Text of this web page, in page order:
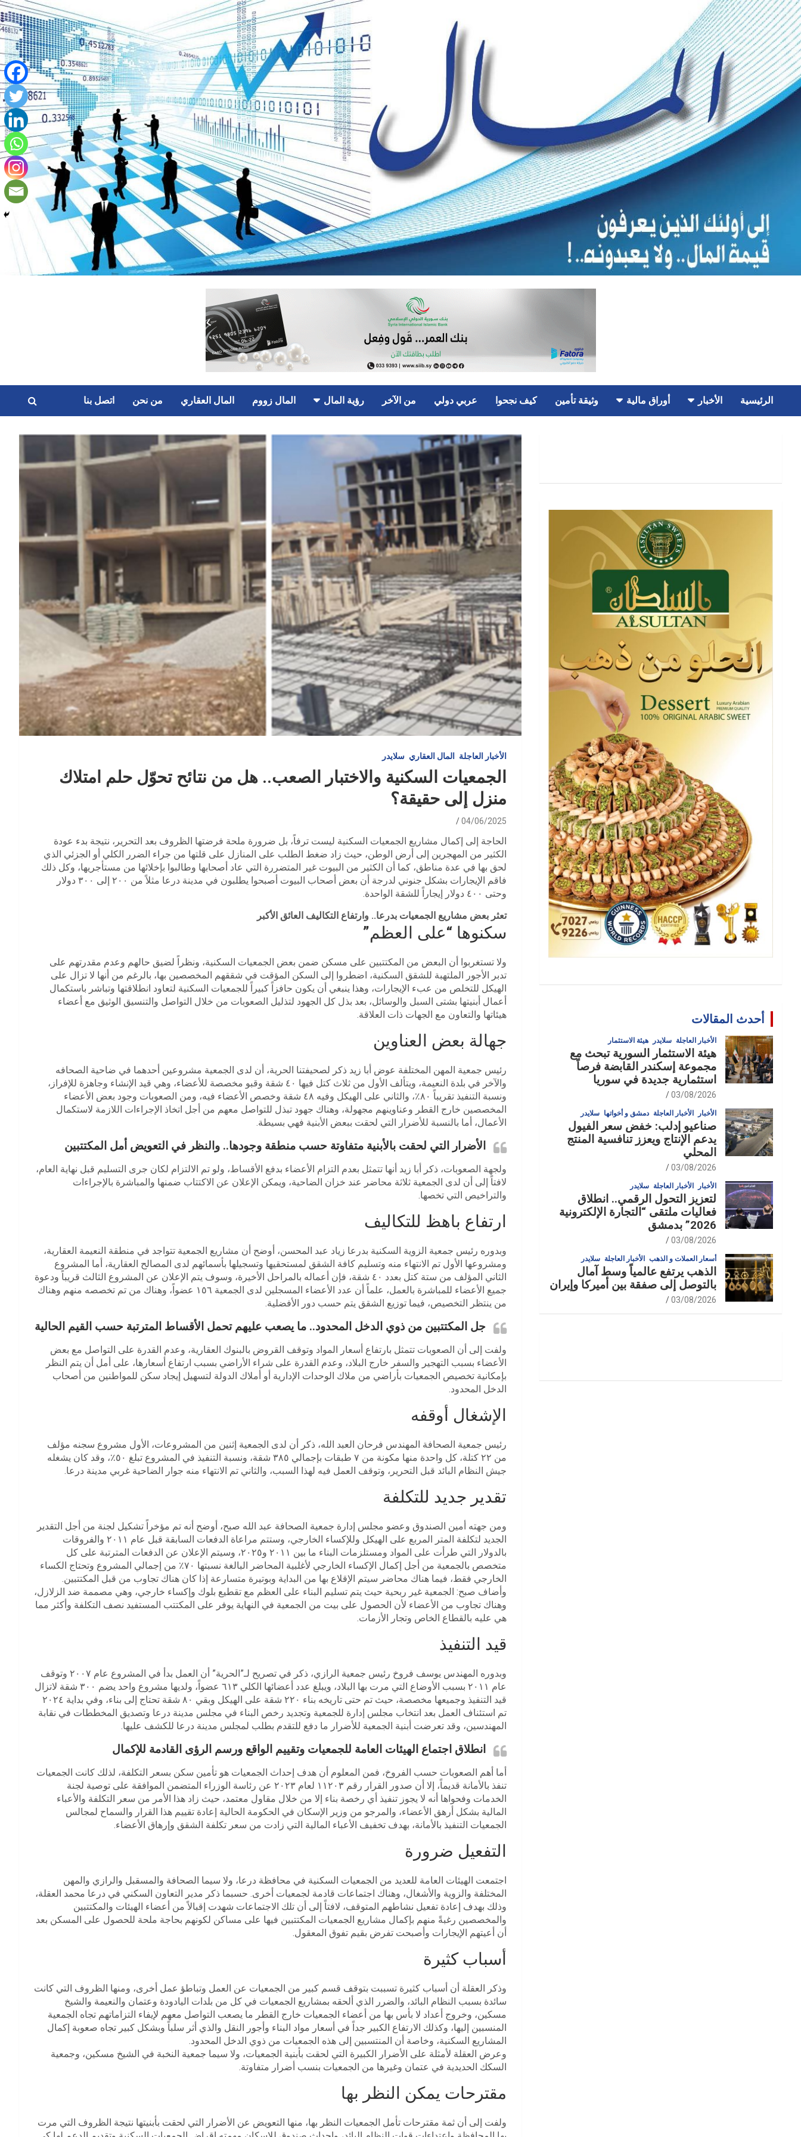
Skip
to
content
الرئيسية الأخبار أوراق مالية وثيقة تأمين كيف نجحوا عربي دولي من الآخر رؤية المال المال زووم المال العقاري من نحن اتصل بنا
الأخبار العاجلة المال العقاري سلايدر
الجمعيات السكنية والاختبار الصعب.. هل من نتائح تحوّل حلم امتلاك
منزل إلى حقيقة؟
04/06/2025
الحاجة إلى إكمال مشاريع الجمعيات السكنية ليست ترفاً، بل ضرورة ملحة فرضتها الظروف بعد التحرير، نتيجة بدء عودة
الكثير من المهجرين إلى أرض الوطن، حيث زاد ضغط الطلب على المنازل على قلتها من جراء الضرر الكلي أو الجزئي الذي
لحق بها في عدة مناطق، كما أن الكثير من البيوت غير المتضررة التي عاد أصحابها وطالبوا بإخلائها من مستأجريها، وكل ذلك
فاقم الإيجارات بشكل جنوني لدرجة أن بعض أصحاب البيوت أصبحوا يطلبون في مدينة درعا مثلاً من ٢٠٠ إلى ٣٠٠ دولار
وحتى ٤٠٠ دولار إيجاراً للشقة الواحدة.
تعثر بعض مشاريع الجمعيات بدرعا.. وارتفاع التكاليف العائق الأكبر
سكنوها “على العظم”
ولا تستغربوا أن البعض من المكتتبين على مسكن ضمن بعض الجمعيات السكنية، ونظراً لضيق حالهم وعدم مقدرتهم على
تدبر الأجور الملتهبة للشقق السكنية، اضطروا إلى السكن المؤقت في شققهم المخصصين بها، بالرغم من أنها لا تزال على
الهيكل للتخلص من عبء الإيجارات، وهذا ينبغي أن يكون حافزاً كبيراً للجمعيات السكنية لتعاود انطلاقتها وتباشر باستكمال
أعمال أبنيتها بشتى السبل والوسائل، بعد بذل كل الجهود لتذليل الصعوبات من خلال التواصل والتنسيق الوثيق مع أعضاء
هيئاتها والتعاون مع الجهات ذات العلاقة.
جهالة بعض العناوين
رئيس جمعية المهن المختلفة عوض أبا زيد ذكر لصحيفتنا الحرية، أن لدى الجمعية مشروعين أحدهما في ضاحية الصحافه
والآخر في بلدة النعيمة، ويتألف الأول من ثلاث كتل فيها ٤٠ شقة وقبو مخصصة للأعضاء، وهي قيد الإنشاء وجاهزة للإفراز،
ونسبة التنفيذ تقريباً ٨٠٪، والثاني على الهيكل وفيه ٤٨ شقة وخصص الأعضاء فيه، ومن الصعوبات وجود بعض الأعضاء
المخصصين خارج القطر وعناوينهم مجهولة، وهناك جهود تبذل للتواصل معهم من أجل اتخاذ الإجراءات اللازمة لاستكمال
الأعمال، أما بالنسبة للأضرار التي لحقت ببعض الأبنية فهي بسيطة.
الأضرار التي لحقت بالأبنية متفاوتة حسب منطقة وجودها.. والنظر في التعويض أمل المكتتبين
ولجهة الصعوبات، ذكر أبا زيد أنها تتمثل بعدم التزام الأعضاء بدفع الأقساط، ولو تم الالتزام لكان جرى التسليم قبل نهاية العام،
لافتاً إلى أن لدى الجمعية ثلاثة محاضر عند خزان الضاحية، ويمكن الإعلان عن الاكتتاب ضمنها والمباشرة بالإجراءات
والتراخيص التي تخصها.
ارتفاع باهظ للتكاليف
وبدوره رئيس جمعية الزوية السكنية بدرعا زياد عبد المحسن، أوضح أن مشاريع الجمعية تتواجد في منطقة النعيمة العقارية،
ومشروعها الأول تم الانتهاء منه وتسليم كافة الشقق لمستحقيها وتسجيلها بأسمائهم لدى المصالح العقارية، أما المشروع
الثاني المؤلف من ستة كتل بعدد ٤٠ شقة، فإن أعماله بالمراحل الأخيرة، وسوف يتم الإعلان عن المشروع الثالث قريباً ودعوة
جميع الأعضاء للمباشرة بالعمل، علماً أن عدد الأعضاء المسجلين لدى الجمعية ١٥٦ عضواً، وهناك من تم تخصصه منهم وهناك
من ينتظر التخصيص، فيما توزيع الشقق يتم حسب دور الأفضلية.
جل المكتتبين من ذوي الدخل المحدود.. ما يصعب عليهم تحمل الأقساط المترتبة حسب القيم الحالية
ولفت إلى أن الصعوبات تتمثل بارتفاع أسعار المواد وتوقف القروض بالبنوك العقارية، وعدم القدرة على التواصل مع بعض
الأعضاء بسبب التهجير والسفر خارج البلاد، وعدم القدرة على شراء الأراضي بسبب ارتفاع أسعارها، على أمل أن يتم النظر
بإمكانية تخصيص الجمعيات بأراضي من ملاك الوحدات الإدارية أو أملاك الدولة لتسهيل إيجاد سكن للمواطنين من أصحاب
الدخل المحدود.
الإشغال أوقفه
رئيس جمعية الصحافة المهندس فرحان العبد الله، ذكر أن لدى الجمعية إثنين من المشروعات، الأول مشروع سجنه مؤلف
من ٢٢ كتلة، كل واحدة منها مكونة من ٧ طبقات بإجمالي ٣٨٥ شقة، ونسبة التنفيذ في المشروع تبلغ ٥٠٪، وقد كان يشغله
جيش النظام البائد قبل التحرير، وتوقف العمل فيه لهذا السبب، والثاني تم الانتهاء منه جوار الضاحية غربي مدينة درعا.
تقدير جديد للتكلفة
ومن جهته أمين الصندوق وعضو مجلس إدارة جمعية الصحافة عبد الله صبح، أوضح أنه تم مؤخراً تشكيل لجنة من أجل التقدير
الجديد لتكلفة المتر المربع على الهيكل وللإكساء الخارجي، وستتم مراعاة الدفعات السابقة قبل عام ٢٠١١ والفروقات
بالدولار التي طرأت على المواد ومستلزمات البناء ما بين ٢٠١١ و٢٠٢٥، وسيتم الإعلان عن الدفعات المترتبة على كل
متخصص بالجمعية من أجل إكمال الإكساء الخارجي لأغلبية المحاضر البالغة نسبتها ٧٠٪ من إجمالي المشروع وتحتاج الكساء
الخارجي فقط، فيما هناك محاضر سيتم الإقلاع بها من البداية وبوتيرة متسارعة إذا كان هناك تجاوب من قبل المكتتبين.
وأضاف صبح: الجمعية غير ربحية حيث يتم تسليم البناء على العظم مع تقطيع بلوك وإكساء خارجي، وهي مصممة ضد الزلازل،
وهناك تجاوب من الأعضاء لأن الحصول على بيت من الجمعية في النهاية يوفر على المكتتب المستفيد نصف التكلفة وأكثر مما
هي عليه بالقطاع الخاص وتجار الأزمات.
قيد التنفيذ
وبدوره المهندس يوسف فروخ رئيس جمعية الرازي، ذكر في تصريح لـ”الحرية” أن العمل بدأ في المشروع عام ٢٠٠٧ وتوقف
عام ٢٠١١ بسبب الأوضاع التي مرت بها البلاد، ويبلغ عدد أعضائها الكلي ٦١٣ عضواً، ولديها مشروع واحد يضم ٣٠٠ شقة لاتزال
قيد التنفيذ وجميعها مخصصة، حيث تم حتى تاريخه بناء ٢٢٠ شقة على الهيكل وبقي ٨٠ شقة تحتاج إلى بناء، وفي بداية ٢٠٢٤
تم استئناف العمل بعد انتخاب مجلس إدارة للجمعية وتجديد رخص البناء في مجلس مدينة درعا وتصديق المخططات في نقابة
المهندسين، وقد تعرضت أبنية الجمعية للأضرار ما دفع للتقدم بطلب لمجلس مدينة درعا للكشف عليها.
انطلاق اجتماع الهيئات العامة للجمعيات وتقييم الواقع ورسم الرؤى القادمة للإكمال
أما أهم الصعوبات حسب الفروخ، فمن المعلوم أن هدف إحداث الجمعيات هو تأمين سكن بسعر التكلفة، لذلك كانت الجمعيات
تنفذ بالأمانة قديماً، إلا أن صدور القرار رقم ١١٢٠٣ لعام ٢٠٢٣ عن رئاسة الوزراء المتضمن الموافقة على توصية لجنة
الخدمات وفحواها أنه لا يجوز تنفيذ أي رخصة بناء إلا من خلال مقاول معتمد، حيث زاد هذا الأمر من سعر التكلفة والأعباء
المالية بشكل أرهق الأعضاء، والمرجو من وزير الإسكان في الحكومة الحالية إعادة تقييم هذا القرار والسماح لمجالس
الجمعيات التنفيذ بالأمانة، بهدف تخفيف الأعباء المالية التي زادت من سعر تكلفة الشقق وإرهاق الأعضاء.
التفعيل ضرورة
اجتمعت الهيئات العامة للعديد من الجمعيات السكنية في محافظة درعا، ولا سيما الصحافة والمسقبل والرازي والمهن
المختلفة والزوية والأشغال، وهناك اجتماعات قادمة لجمعيات أخرى. حسبما ذكر مدير التعاون السكني في درعا محمد العقلة،
وذلك بهدف إعادة تفعيل نشاطهم المتوقف، لافتاً إلى أن تلك الاجتماعات شهدت إقبالاً من أعضاء الهيئات والمكتتبين
والمخصصين رغبةً منهم بإكمال مشاريع الجمعيات المكتتبين فيها على مساكن لكونهم بحاجة ملحة للحصول على المسكن بعد
أن أعيتهم الإيجارات وأصبحت تفرض بقيم تفوق المعقول.
أسباب كثيرة
وذكر العقلة أن أسباب كثيرة تسببت بتوقف قسم كبير من الجمعيات عن العمل وتباطؤ عمل أخرى، ومنها الظروف التي كانت
سائدة بسبب النظام البائد، والضرر الذي ألحقه بمشاريع الجمعيات في كل من بلدات اليادودة وعتمان والنعيمة والشيخ
مسكين، وخروج أعداد لا بأس بها من أعضاء الجمعيات خارج القطر ما يصعب التواصل معهم لإيفاء التزاماتهم تجاه الجمعية
المنسبين إليها، وكذلك الارتفاع الكبير جداً في أسعار مواد البناء وأجور النقل والذي أثر سلباً وبشكل كبير تجاه صعوبة إكمال
المشاريع السكنية، وخاصة أن المنتسبين إلى هذه الجمعيات من ذوي الدخل المحدود.
وعرض العقلة لأمثلة على الأضرار الكبيرة التي لحقت بأبنية الجمعيات، ولا سيما جمعية النخبة في الشيخ مسكين، وجمعية
السكك الحديدية في عتمان وغيرها من الجمعيات بنسب أضرار متفاوتة.
مقترحات يمكن النظر بها
ولفت إلى أن ثمة مقترحات تأمل الجمعيات النظر بها، منها التعويض عن الأضرار التي لحقت بأبنيتها نتيجة الظروف التي مرت
أحدث المقالات
الأخبار العاجلة سلايدر هيئة الاستثمار
هيئة الاستثمار السورية تبحث مع
مجموعة إسكندر القابضة فرصاً
استثمارية جديدة في سوريا
03/08/2026
الأخبار الأخبار العاجلة دمشق و أخواتها سلايدر
صناعيو إدلب: خفض سعر الفيول
يدعم الإنتاج ويعزز تنافسية المنتج
المحلي
03/08/2026
الأخبار الأخبار العاجلة سلايدر
لتعزيز التحول الرقمي.. انطلاق
فعاليات ملتقى “التجارة الإلكترونية
2026” بدمشق
03/08/2026
أسعار العملات و الذهب الأخبار العاجلة سلايدر
الذهب يرتفع عالمياً وسط آمال
بالتوصل إلى صفقة بين أميركا وإيران
03/08/2026